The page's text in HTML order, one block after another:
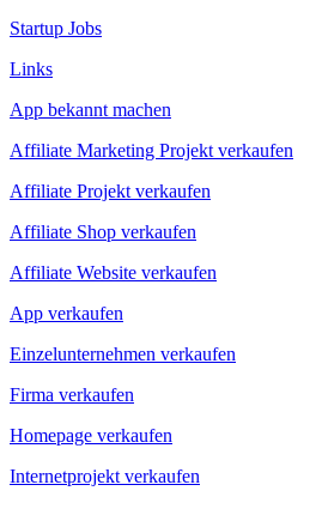
Startup Jobs
Links
App bekannt machen
Affiliate Marketing Projekt verkaufen
Affiliate Projekt verkaufen
Affiliate Shop verkaufen
Affiliate Website verkaufen
App verkaufen
Einzelunternehmen verkaufen
Firma verkaufen
Homepage verkaufen
Internetprojekt verkaufen